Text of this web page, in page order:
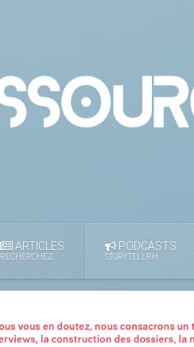
ARTICLES
RECHERCHEZ
PODCASTS
STORYTELLRH